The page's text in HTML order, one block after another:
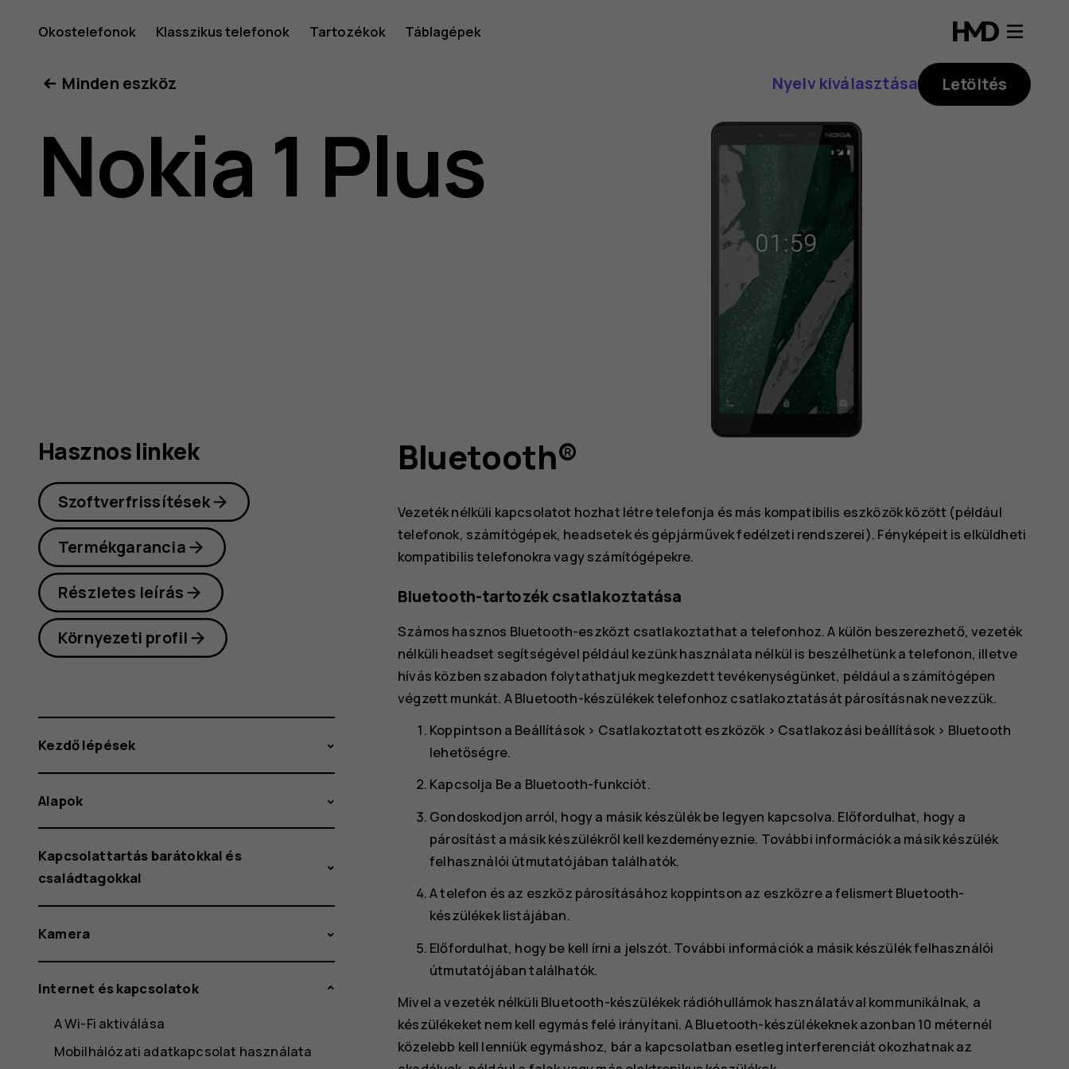
Nokia
Plus
Okostelefonok Klasszikus telefonok Tartozékok Táblagépek
Minden eszköz Nyelv kiválasztása Letöltés
Nokia 1 Plus
Bluetooth®
Vezeték nélküli kapcsolatot hozhat létre telefonja és más kompatibilis eszközök között (például
telefonok, számítógépek, headsetek és gépjárművek fedélzeti rendszerei). Fényképeit is elküldheti
kompatibilis telefonokra vagy számítógépekre.
Bluetooth-tartozék csatlakoztatása
Számos hasznos Bluetooth-eszközt csatlakoztathat a telefonhoz. A külön beszerezhető, vezeték
nélküli headset segítségével például kezünk használata nélkül is beszélhetünk a telefonon, illetve
hívás közben szabadon folytathatjuk megkezdett tevékenységünket, például a számítógépen
végzett munkát. A Bluetooth-készülékek telefonhoz csatlakoztatását párosításnak nevezzük.
Koppintson a Beállítások> Csatlakoztatott eszközök> Csatlakozási beállítások> Bluetooth
lehetőségre.
Kapcsolja Bea Bluetooth-funkciót.
Gondoskodjon arról, hogy a másik készülék be legyen kapcsolva. Előfordulhat, hogy a
párosítást a másik készülékről kell kezdeményeznie. További információk a másik készülék
felhasználói útmutatójában találhatók.
A telefon és az eszköz párosításához koppintson az eszközre a felismert Bluetooth-
készülékek listájában.
Előfordulhat, hogy be kell írni a jelszót. További információk a másik készülék felhasználói
útmutatójában találhatók.
Mivel a vezeték nélküli Bluetooth-készülékek rádióhullámok használatával kommunikálnak, a
készülékeket nem kell egymás felé irányítani. A Bluetooth-készülékeknek azonban 10 méternél
közelebb kell lenniük egymáshoz, bár a kapcsolatban esetleg interferenciát okozhatnak az
Hasznos linkek
Szoftverfrissítések
Termékgarancia
Részletes leírás
Környezeti profil
Kezdő lépések
Alapok
Kapcsolattartás barátokkal és
családtagokkal
Kamera
Internet és kapcsolatok
A Wi-Fi aktiválása
Mobilhálózati adatkapcsolat használata